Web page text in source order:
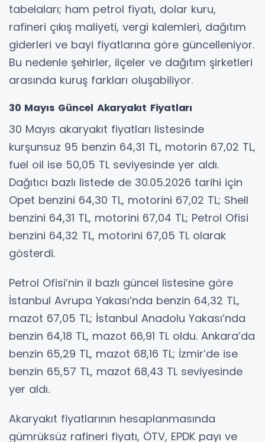
tabelaları; ham petrol fiyatı, dolar kuru,
rafineri çıkış maliyeti, vergi kalemleri, dağıtım
giderleri ve bayi fiyatlarına göre güncelleniyor.
Bu nedenle şehirler, ilçeler ve dağıtım şirketleri
arasında kuruş farkları oluşabiliyor.
30 Mayıs Güncel Akaryakıt Fiyatları
30 Mayıs akaryakıt fiyatları listesinde
kurşunsuz 95 benzin 64,31 TL, motorin 67,02 TL,
fuel oil ise 50,05 TL seviyesinde yer aldı.
Dağıtıcı bazlı listede de 30.05.2026 tarihi için
Opet benzini 64,30 TL, motorini 67,02 TL; Shell
benzini 64,31 TL, motorini 67,04 TL; Petrol Ofisi
benzini 64,32 TL, motorini 67,05 TL olarak
gösterdi.
Petrol Ofisi’nin il bazlı güncel listesine göre
İstanbul Avrupa Yakası’nda benzin 64,32 TL,
mazot 67,05 TL; İstanbul Anadolu Yakası’nda
benzin 64,18 TL, mazot 66,91 TL oldu. Ankara’da
benzin 65,29 TL, mazot 68,16 TL; İzmir’de ise
benzin 65,57 TL, mazot 68,43 TL seviyesinde
yer aldı.
Akaryakıt fiyatlarının hesaplanmasında
gümrüksüz rafineri fiyatı, ÖTV, EPDK payı ve